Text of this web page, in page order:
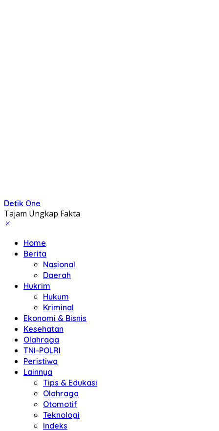
Detik One
Tajam Ungkap Fakta
Home
Berita
Nasional
Daerah
Hukrim
Hukum
Kriminal
Ekonomi & Bisnis
Kesehatan
Olahraga
TNI-POLRI
Peristiwa
Lainnya
Tips & Edukasi
Olahraga
Otomotif
Teknologi
Indeks